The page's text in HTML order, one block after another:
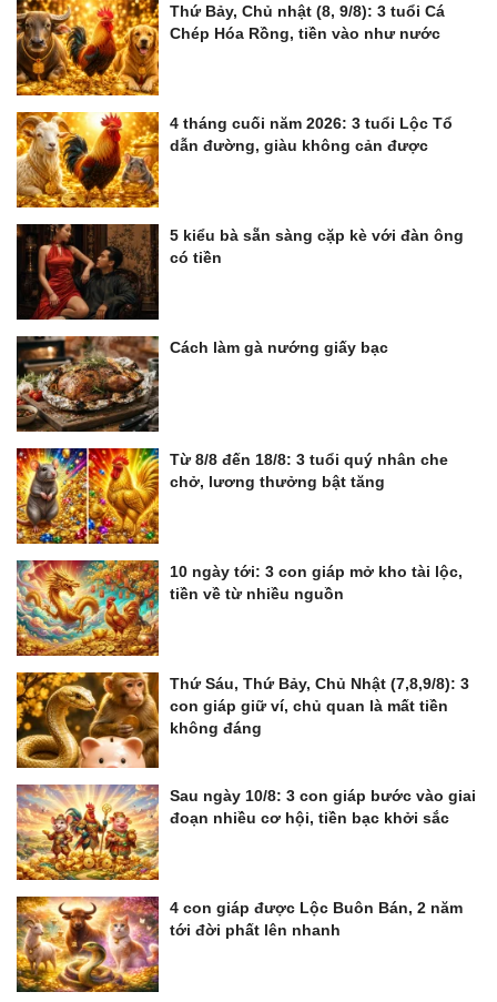
Thứ Bảy, Chủ nhật (8, 9/8): 3 tuổi Cá
Chép Hóa Rồng, tiền vào như nước
4 tháng cuối năm 2026: 3 tuổi Lộc Tổ
dẫn đường, giàu không cản được
5 kiểu bà sẵn sàng cặp kè với đàn ông
có tiền
Cách làm gà nướng giấy bạc
Từ 8/8 đến 18/8: 3 tuổi quý nhân che
chở, lương thưởng bật tăng
10 ngày tới: 3 con giáp mở kho tài lộc,
tiền về từ nhiều nguồn
Thứ Sáu, Thứ Bảy, Chủ Nhật (7,8,9/8): 3
con giáp giữ ví, chủ quan là mất tiền
không đáng
Sau ngày 10/8: 3 con giáp bước vào giai
đoạn nhiều cơ hội, tiền bạc khởi sắc
4 con giáp được Lộc Buôn Bán, 2 năm
tới đời phất lên nhanh